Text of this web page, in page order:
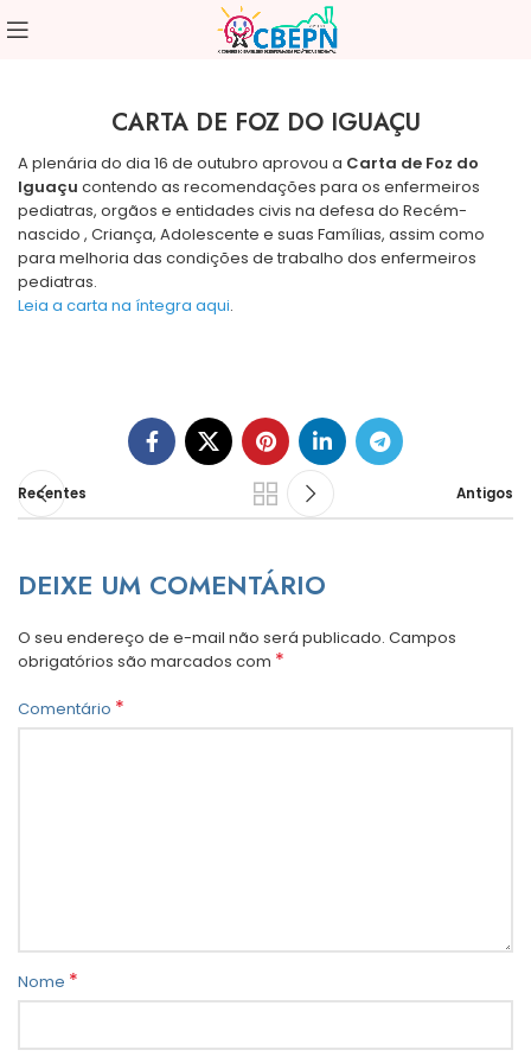
CARTA DE FOZ DO IGUAÇU
A plenária do dia 16 de outubro aprovou a Carta de Foz do
Iguaçu contendo as recomendações para os enfermeiros
pediatras, orgãos e entidades civis na defesa do Recém-
nascido , Criança, Adolescente e suas Famílias, assim como
para melhoria das condições de trabalho dos enfermeiros
pediatras.
Leia a carta na íntegra aqui.
Recentes Antigos
DEIXE UM COMENTÁRIO
O seu endereço de e-mail não será publicado. Campos
obrigatórios são marcados com *
Comentário *
Nome *